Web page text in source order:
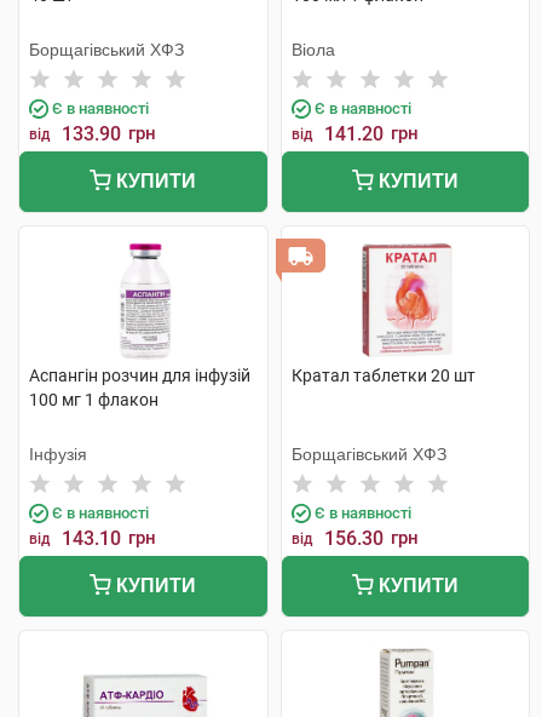
Борщагівський ХФЗ
Є в наявності
від 133.90 грн
КУПИТИ
Віола
Є в наявності
від 141.20 грн
КУПИТИ
Аспангін розчин для інфузій
100 мг 1 флакон
Інфузія
Є в наявності
від 143.10 грн
КУПИТИ
Кратал таблетки 20 шт
Борщагівський ХФЗ
Є в наявності
від 156.30 грн
КУПИТИ